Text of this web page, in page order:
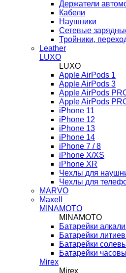
Держатели
Кабели
Наушники
Сетевые
Тройники,
Leather
LUXO
LUXO
Apple AirPods 1
Apple AirPods 3
Apple AirPods
Apple AirPods
iPhone 11
iPhone 12
iPhone 13
iPhone 14
iPhone 7 / 8
iPhone X/XS
iPhone XR
Чехлы для
Чехлы для
MARVO
Maxell
MINAMOTO
MINAMOTO
Батарейки
Батарейки
Батарейки
Батарейки
Mirex
Mirex